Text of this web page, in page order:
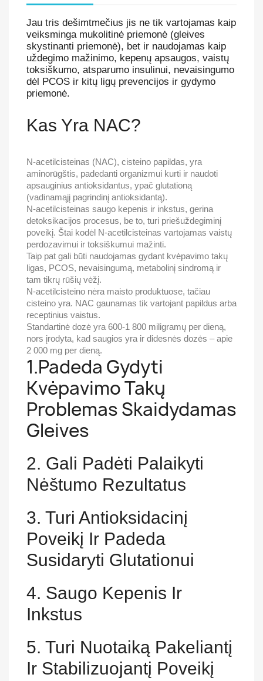
Jau tris dešimtmečius jis ne tik vartojamas kaip
veiksminga mukolitinė priemonė (gleives
skystinanti priemonė), bet ir naudojamas kaip
uždegimo mažinimo, kepenų apsaugos, vaistų
toksiškumo, atsparumo insulinui, nevaisingumo
dėl PCOS ir kitų ligų prevencijos ir gydymo
priemonė.
Kas Yra NAC?
N-acetilcisteinas (NAC), cisteino papildas, yra
aminorūgštis, padedanti organizmui kurti ir naudoti
apsauginius antioksidantus, ypač glutationą
(vadinamąjį pagrindinį antioksidantą).
N-acetilcisteinas saugo kepenis ir inkstus, gerina
detoksikacijos procesus, be to, turi priešuždegiminį
poveikį. Štai kodėl N-acetilcisteinas vartojamas vaistų
perdozavimui ir toksiškumui mažinti.
Taip pat gali būti naudojamas gydant kvėpavimo takų
ligas, PCOS, nevaisingumą, metabolinį sindromą ir
tam tikrų rūšių vėžį.
N-acetilcisteino nėra maisto produktuose, tačiau
cisteino yra. NAC gaunamas tik vartojant papildus arba
receptinius vaistus.
Standartinė dozė yra 600-1 800 miligramų per dieną,
nors įrodyta, kad saugios yra ir didesnės dozės – apie
2 000 mg per dieną.
1.Padeda Gydyti
Kvėpavimo Takų
Problemas Skaidydamas
Gleives
2. Gali Padėti Palaikyti
Nėštumo Rezultatus
3. Turi Antioksidacinį
Poveikį Ir Padeda
Susidaryti Glutationui
4. Saugo Kepenis Ir
Inkstus
5. Turi Nuotaiką Pakeliantį
Ir Stabilizuojantį Poveikį